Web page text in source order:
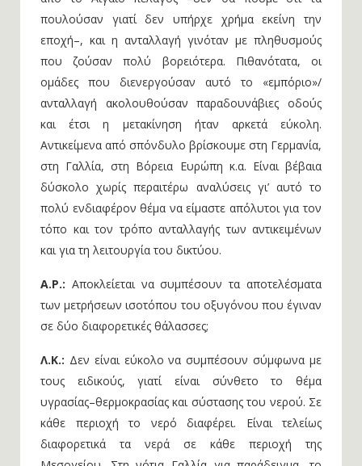
πουλούσαν γιατί δεν υπήρχε χρήμα εκείνη την
εποχή–, και η ανταλλαγή γινόταν με πληθυσμούς
που ζούσαν πολύ βορειότερα. Πιθανότατα, οι
ομάδες που διενεργούσαν αυτό το «εμπόριο»/
ανταλλαγή ακολουθούσαν παραδουνάβιες οδούς
και έτσι η μετακίνηση ήταν αρκετά εύκολη.
Αντικείμενα από σπόνδυλο βρίσκουμε στη Γερμανία,
στη Γαλλία, στη Βόρεια Ευρώπη κ.α. Είναι βέβαια
δύσκολο χωρίς περαιτέρω αναλύσεις γι’ αυτό το
πολύ ενδιαφέρον θέμα να είμαστε απόλυτοι για τον
τόπο και τον τρόπο ανταλλαγής των αντικειμένων
και για τη λειτουργία του δικτύου.
Α.Ρ.: Αποκλείεται να συμπέσουν τα αποτελέσματα
των μετρήσεων ισοτόπου του οξυγόνου που έγιναν
σε δύο διαφορετικές θάλασσες;
Λ.Κ.: Δεν είναι εύκολο να συμπέσουν σύμφωνα με
τους ειδικούς, γιατί είναι σύνθετο το θέμα
υγρασίας–θερμοκρασίας και σύστασης του νερού. Σε
κάθε περιοχή το νερό διαφέρει. Είναι τελείως
διαφορετικά τα νερά σε κάθε περιοχή της